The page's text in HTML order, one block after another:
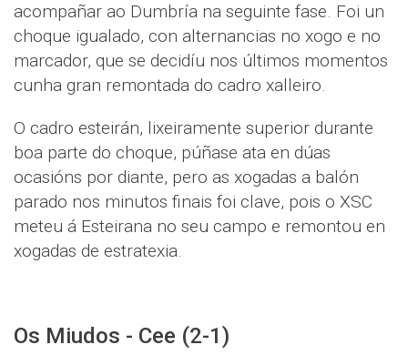
acompañar ao Dumbría na seguinte fase. Foi un
choque igualado, con alternancias no xogo e no
marcador, que se decidíu nos últimos momentos
cunha gran remontada do cadro xalleiro.
O cadro esteirán, lixeiramente superior durante
boa parte do choque, púñase ata en dúas
ocasións por diante, pero as xogadas a balón
parado nos minutos finais foi clave, pois o XSC
meteu á Esteirana no seu campo e remontou en
xogadas de estratexia.
Os Miudos - Cee (2-1)